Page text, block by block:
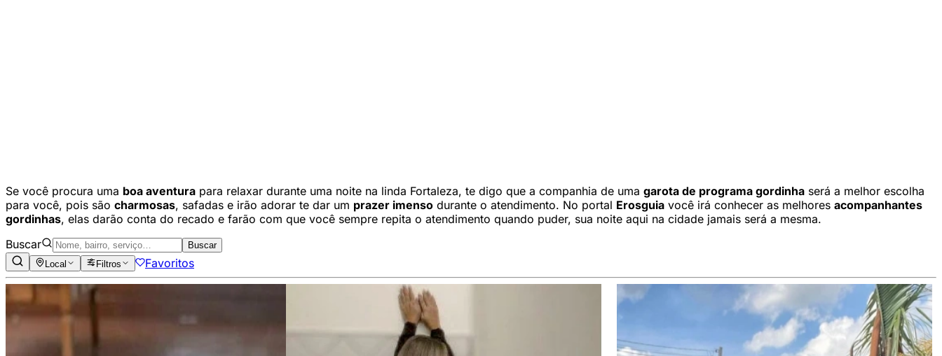
Se você procura uma boa aventura para relaxar durante uma noite na linda Fortaleza, te digo que a companhia de uma garota de programa gordinha será a melhor escolha
para você, pois são charmosas, safadas e irão adorar te dar um prazer imenso durante o atendimento. No portal Erosguia você irá conhecer as melhores acompanhantes
gordinhas, elas darão conta do recado e farão com que você sempre repita o atendimento quando puder, sua noite aqui na cidade jamais será a mesma.
Buscar
Buscar
Local
Filtros Favoritos